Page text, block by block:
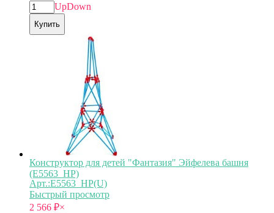
UpDown
Купить
Конструктор для детей "Фантазия" Эйфелева башня
(E5563_HP)
Арт.:E5563_HP(U)
Быстрый просмотр
2 566 ₽×